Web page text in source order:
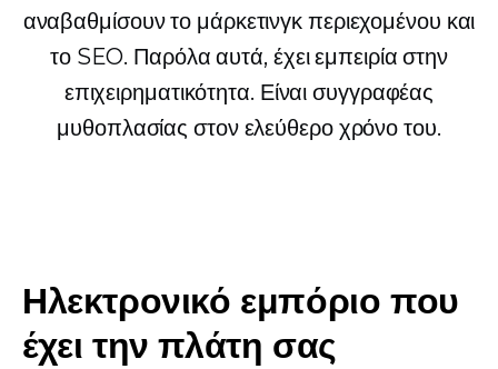
αναβαθμίσουν το μάρκετινγκ περιεχομένου και
το SEO. Παρόλα αυτά, έχει εμπειρία στην
επιχειρηματικότητα. Είναι συγγραφέας
μυθοπλασίας στον ελεύθερο χρόνο του.
Ηλεκτρονικό εμπόριο που
έχει την πλάτη σας